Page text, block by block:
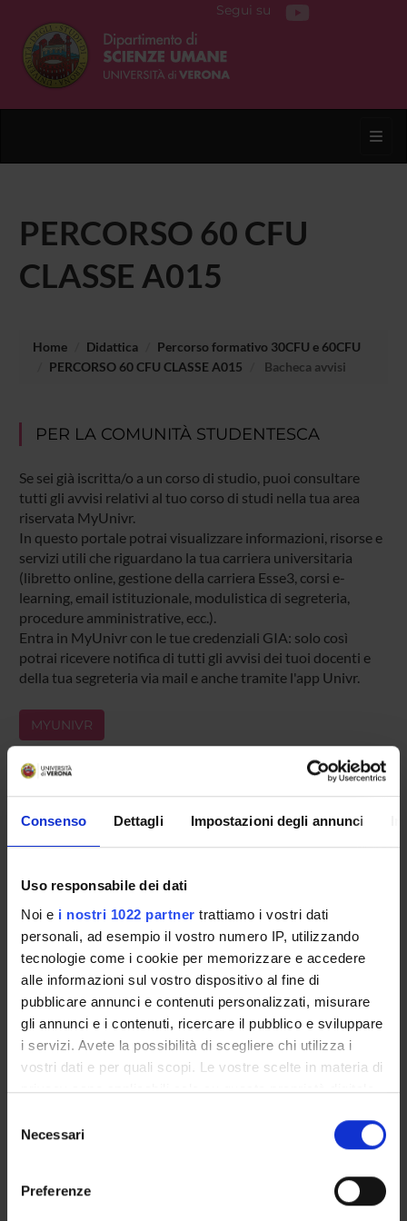
Consenso Dettagli Impostazioni degli annunci
Uso responsabile dei dati
Noi e i nostri 1022 partner trattiamo i vostri dati
personali, ad esempio il vostro numero IP, utilizzando
tecnologie come i cookie per memorizzare e accedere
alle informazioni sul vostro dispositivo al fine di
pubblicare annunci e contenuti personalizzati, misurare
gli annunci e i contenuti, ricercare il pubblico e sviluppare
i servizi. Avete la possibilità di scegliere chi utilizza i
vostri dati e per quali scopi. Le vostre scelte in materia di
privacy sono applicabili solo su questa proprietà digitale
modificare o revocare il proprio consenso in qualsiasi
momento dalla Dichiarazione sui cookie o facendo clic
delNecessari
Preferenze
Segui su
PERCORSO 60 CFU
CLASSE A015
Home Didattica
Percorso formativo 30CFU e 60CFU
PERCORSO 60 CFU CLASSE A015
Bacheca avvisi
PER LA COMUNITÀ STUDENTESCA
Se sei già iscritta/o a un corso di studio, puoi consultare
tutti gli avvisi relativi al tuo corso di studi nella tua area
riservata MyUnivr.
In questo portale potrai visualizzare informazioni, risorse e
servizi utili che riguardano la tua carriera universitaria
(libretto online, gestione della carriera Esse3, corsi e-
learning, email istituzionale, modulistica di segreteria,
procedure amministrative, ecc.).
Entra in MyUnivr con le tue credenziali GIA: solo così
potrai ricevere notifica di tutti gli avvisi dei tuoi docenti e
della tua segreteria via mail e anche tramite l'app Univr.
MYUNIVR
Come iscriversi
Calendario didattico
Calendario esami
Bacheca avvisi
Proposte tesi e stage
Organi collegiali e di governo
Docenti
CORSI DI STUDIO
DOTTORATI, MASTER E FORMAZIONE SUPERIORE